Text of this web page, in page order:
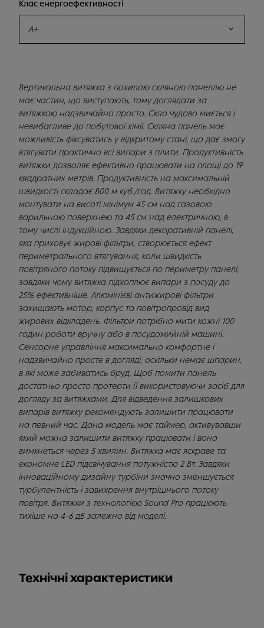
Клас енергоефективності
A+
Вертикальна витяжка з похилою скляною панеллю не
має частин, що виступають, тому доглядати за
витяжкою надзвичайно просто. Скло чудово миється і
невибагливе до побутової хімії. Скляна панель має
можливість фіксуватись у відкритому стані, що дає змогу
втягувати практично всі випари з плити. Продуктивність
витяжки дозволяє ефективно працювати на площі до 19
квадратних метрів. Продуктивність на максимальній
швидкості складає 800 м куб./год. Витяжку необхідно
монтувати на висоті мінімум 45 см над газовою
варильною поверхнею та 45 см над електричною, в
тому числі індукційною. Завдяки декоративній панелі,
яка приховує жирові фільтри, створюється ефект
периметрального втягування, коли швидкість
повітряного потоку підвищується по периметру панелі,
завдяки чому витяжка підхоплює випари з посуду до
25% ефективніше. Алюмінієві антижирові фільтри
захищають мотор, корпус та повітропровід вид
жирових відкладень. Фільтри потрібно мити кожні 100
годин роботи вручну або в посудомийній машині.
Сенсорне управління максимально комфортне і
надзвичайно просте в догляді, оскільки немає шпарин,
в які може забиватись бруд. Щоб помити панель
достатньо просто протерти її використовуючи засіб для
догляду за витяжками. Для відведення залишкових
випарів витяжку рекомендують залишити працювати
на певний час. Дана модель має таймер, активувавши
який можна залишити витяжку працювати і вона
вимкнеться через 5 хвилин. Витяжка має яскраве та
економне LED підсвічування потужністю 2 Вт. Завдяки
інноваційному дизайну турбіни значно зменшується
турбулентність і завихрення внутрішнього потоку
повітря. Витяжки з технологією Sound Pro працюють
тихіше на 4-6 дБ залежно від моделі.
Технічні характеристики